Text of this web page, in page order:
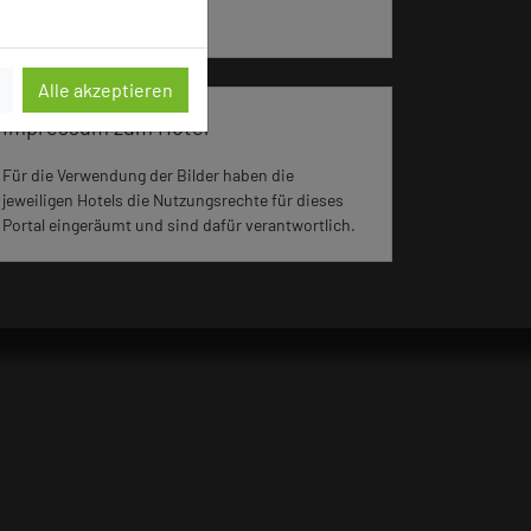
Alle akzeptieren
Impressum zum Hotel
Für die Verwendung der Bilder haben die
jeweiligen Hotels die Nutzungsrechte für dieses
Portal eingeräumt und sind dafür verantwortlich.